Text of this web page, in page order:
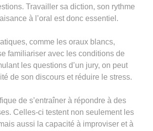
Travailler sa diction, son rythme
à l’oral est donc essentiel.
comme les oraux blancs,
familiariser avec les conditions de
les questions d’un jury, on peut
de son discours et réduire le stress.
de s’entraîner à répondre à des
Celles-ci testent non seulement les
aussi la capacité à improviser et à